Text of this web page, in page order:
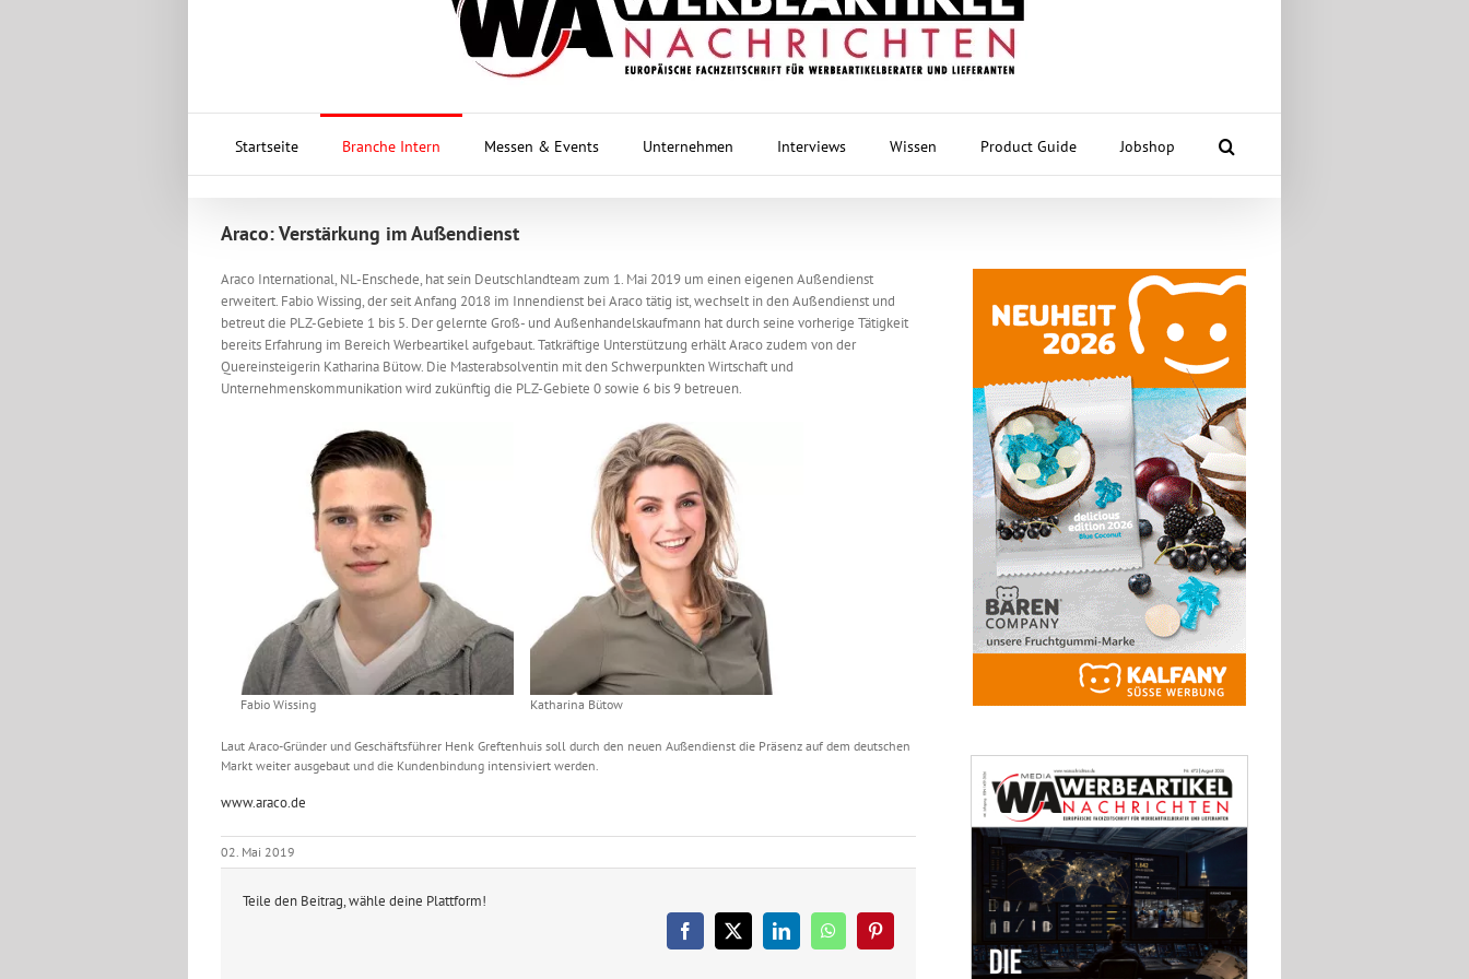
Startseite Branche Intern Messen & Events Unternehmen Interviews Wissen Product Guide Jobshop
Araco: Verstärkung im Außendienst
Araco International, NL-Enschede, hat sein Deutschlandteam zum 1. Mai 2019 um einen eigenen Außendienst
erweitert. Fabio Wissing, der seit Anfang 2018 im Innendienst bei Araco tätig ist, wechselt in den Außendienst und
betreut die PLZ-Gebiete 1 bis 5. Der gelernte Groß- und Außenhandelskaufmann hat durch seine vorherige Tätigkeit
bereits Erfahrung im Bereich Werbeartikel aufgebaut. Tatkräftige Unterstützung erhält Araco zudem von der
Quereinsteigerin Katharina Bütow. Die Masterabsolventin mit den Schwerpunkten Wirtschaft und
Unternehmenskommunikation wird zukünftig die PLZ-Gebiete 0 sowie 6 bis 9 betreuen.
Fabio Wissing Katharina Bütow
Laut Araco-Gründer und Geschäftsführer Henk Greftenhuis soll durch den neuen Außendienst die Präsenz auf dem deutschen
Markt weiter ausgebaut und die Kundenbindung intensiviert werden.
www.araco.de
02. Mai 2019
Teile den Beitrag, wähle deine Plattform!
Facebook
X LinkedInWhatsAppPinterest